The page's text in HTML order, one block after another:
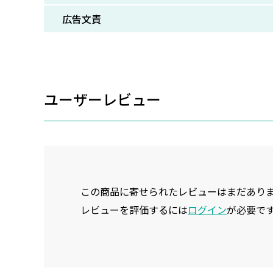
広告文責
ユーザーレビュー
この商品に寄せられたレビューはまだあり
レビューを評価するにはログインが必要です